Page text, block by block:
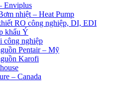
Enviplus
nhiệt – Heat Pump
RO công nghiệp, DI, EDI
khẩu Ý
công nghiệp
Pentair – Mỹ
Karofi
– Canada